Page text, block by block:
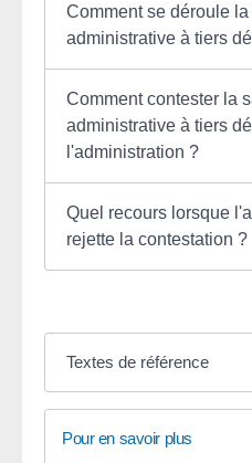
Comment se déroule
administrative à tiers
Comment contester la
administrative à tiers
l'administration ?
Quel recours lorsque
rejette la contestation ?
Textes de référence
Pour en savoir plus